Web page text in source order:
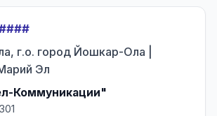
г.о. город Йошкар-Ола |
Эл
Коммуникации"